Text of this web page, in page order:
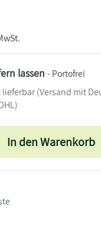
lassen - Portofrei
lieferbar(Versand mit
In den Warenkorb